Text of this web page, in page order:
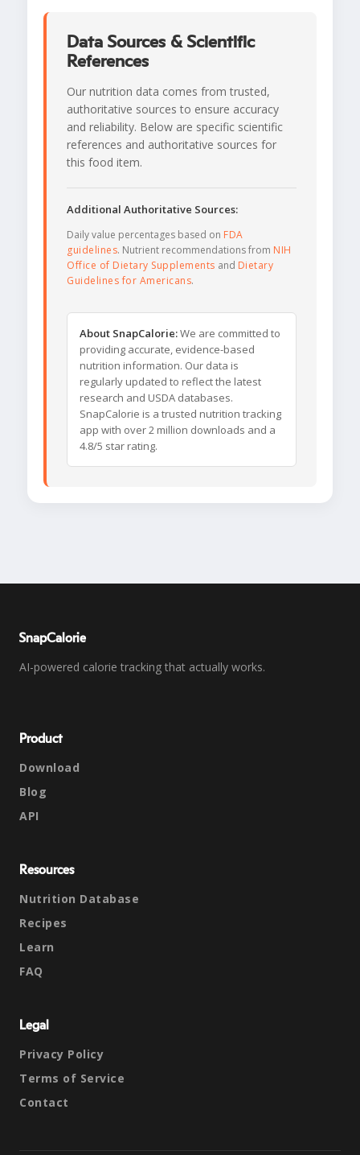
Data Sources & Scientific
References
Our nutrition data comes from trusted,
authoritative sources to ensure accuracy
and reliability. Below are specific scientific
references and authoritative sources for
this food item.
Additional Authoritative Sources:
Daily value percentages based on FDA
guidelines. Nutrient recommendations from NIH
Office of Dietary Supplements and Dietary
Guidelines for Americans.
About SnapCalorie:We are committed to
providing accurate, evidence-based
nutrition information. Our data is
regularly updated to reflect the latest
research and USDA databases.
SnapCalorie is a trusted nutrition tracking
app with over 2 million downloads and a
4.8/5 star rating.
SnapCalorie
AI-powered calorie tracking that actually works.
Product
Download
Blog
API
Resources
Nutrition Database
Recipes
Learn
FAQ
Legal
Privacy Policy
Terms of Service
Contact